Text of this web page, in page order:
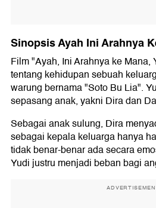
Sinopsis Ayah Ini Arahnya
Film "Ayah, Ini Arahnya ke Mana,
tentang kehidupan sebuah
warung bernama "Soto Bu Lia".
sepasang anak, yakni Dira dan
Sebagai anak sulung, Dira
sebagai kepala keluarga hanya
tidak benar-benar ada secara
Yudi justru menjadi beban bagi